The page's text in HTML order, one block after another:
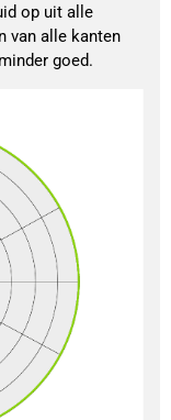
op uit alle
van alle kanten
goed.